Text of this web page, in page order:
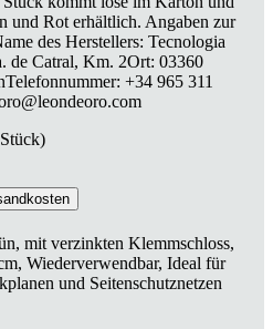
und Rot erhältlich. Angaben zur
des Herstellers: Tecnologia
de Catral, Km. 2Ort: 03360
+34 965 311